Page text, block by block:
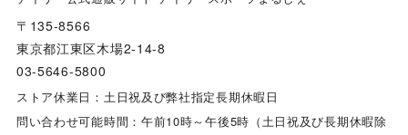
兵庫ジビエレザーｘ阪神タイガース コラボグッズ
〒135-8566
東京都江東区木場2-14-8
03-5646-5800
ストア休業日：土日祝及び弊社指定長期休暇日
問い合わせ可能時間：午前10時～午後5時（土日祝及び長期休暇除